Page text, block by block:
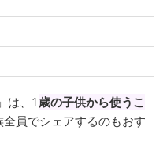
は、1 歳の子供から使うこ
全員でシェアするのもおす